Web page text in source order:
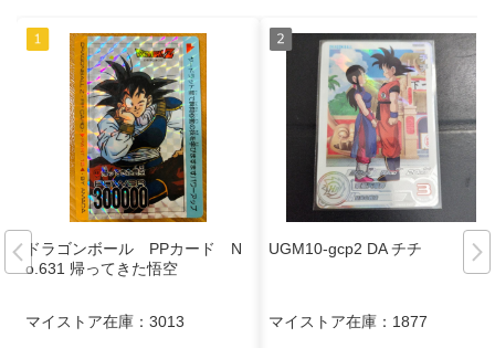
ドラゴンボール PPカード N
o.631 帰ってきた悟空
マイストア在庫： 3013
UGM10-gcp2 DA チチ
マイストア在庫： 1877